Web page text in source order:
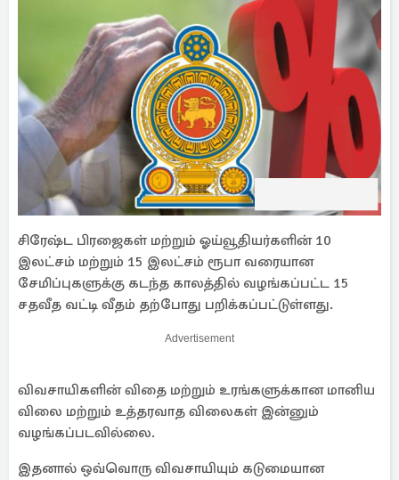
சிரேஷ்ட பிரஜைகள் மற்றும் ஓய்வூதியர்களின் 10
இலட்சம் மற்றும் 15 இலட்சம் ரூபா வரையான
சேமிப்புகளுக்கு கடந்த காலத்தில் வழங்கப்பட்ட 15
சதவீத வட்டி வீதம் தற்போது பறிக்கப்பட்டுள்ளது.
Advertisement
விவசாயிகளின் விதை மற்றும் உரங்களுக்கான மானிய
விலை மற்றும் உத்தரவாத விலைகள் இன்னும்
வழங்கப்படவில்லை.
இதனால் ஒவ்வொரு விவசாயியும் கடுமையான